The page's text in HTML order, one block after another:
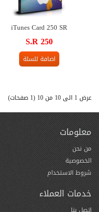
iTunes Card 250 SR
S.R 250
اضافة للسلة
عرض 1 الى 10 من 10 (1 صفحات)
معلومات
من نحن
الخصوصية
شروط الاستخدام
خدمات العملاء